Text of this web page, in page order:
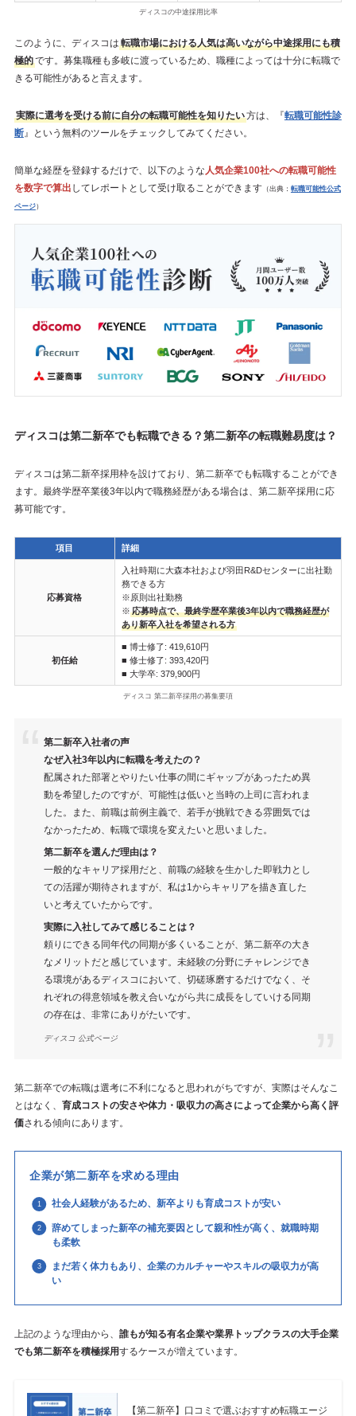
ディスコの中途採用比率
このように、ディスコは 転職市場における人気は高いながら中途採用にも積
極的です。募集職種も多岐に渡っているため、職種によっては十分に転職で
きる可能性があると言えます。
実際に選考を受ける前に自分の転職可能性を知りたい方は、『転職可能性診
断』という無料のツールをチェックしてみてください。
簡単な経歴を登録するだけで、以下のような 人気企業100社への転職可能性
を数字で算出 してレポートとして受け取ることができます（出典： 転職可能性公式
ページ）
ディスコは第二新卒でも転職できる？第二新卒の転職難易度は？
ディスコは第二新卒採用枠を設けており、第二新卒でも転職することができ
ます。最終学歴卒業後3年以内で職務経歴がある場合は、第二新卒採用に応
募可能です。
項目 詳細
応募資格
入社時期に大森本社および羽田R&Dセンターに出社勤
務できる方
※原則出社勤務
※応募時点で、最終学歴卒業後3年以内で職務経歴が
あり新卒入社を希望される方
初任給
■ 博士修了: 419,610円
■ 修士修了: 393,420円
■ 大学卒: 379,900円
ディスコ 第二新卒採用の募集要項
第二新卒入社者の声
なぜ入社3年以内に転職を考えたの？
配属された部署とやりたい仕事の間にギャップがあったため異
動を希望したのですが、可能性は低いと当時の上司に言われま
した。また、前職は前例主義で、若手が挑戦できる雰囲気では
なかったため、転職で環境を変えたいと思いました。
第二新卒を選んだ理由は？
一般的なキャリア採用だと、前職の経験を生かした即戦力とし
ての活躍が期待されますが、私は1からキャリアを描き直した
いと考えていたからです。
実際に入社してみて感じることは？
頼りにできる同年代の同期が多くいることが、第二新卒の大き
なメリットだと感じています。未経験の分野にチャレンジでき
る環境があるディスコにおいて、切磋琢磨するだけでなく、そ
れぞれの得意領域を教え合いながら共に成長をしていける同期
の存在は、非常にありがたいです。
ディスコ 公式ページ
第二新卒での転職は選考に不利になると思われがちですが、実際はそんなこ
とはなく、 育成コストの安さや体力・吸収力の高さによって企業から高く評
価される傾向にあります。
企業が第二新卒を求める理由
社会人経験があるため、新卒よりも育成コストが安い
辞めてしまった新卒の補充要因として親和性が高く、就職時期
も柔軟
まだ若く体力もあり、企業のカルチャーやスキルの吸収力が高
い
上記のような理由から、 誰もが知る有名企業や業界トップクラスの大手企業
でも第二新卒を積極採用するケースが増えています。
【第二新卒】口コミで選ぶおすすめ転職エージ